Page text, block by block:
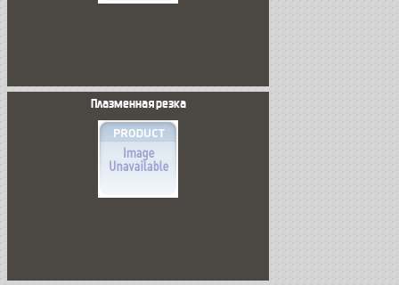
Плазменная резка